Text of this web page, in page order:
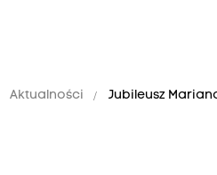
Aktualności Jubileusz